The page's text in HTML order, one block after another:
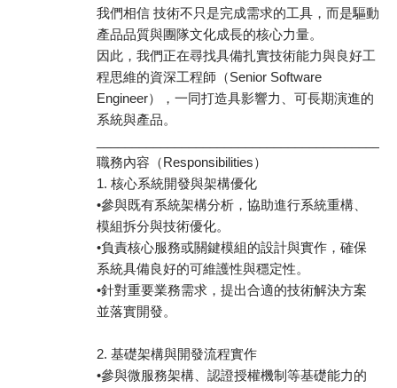
我們相信 技術不只是完成需求的工具，而是驅動
產品品質與團隊文化成長的核心力量。
因此，我們正在尋找具備扎實技術能力與良好工
程思維的資深工程師（Senior Software
Engineer），一同打造具影響力、可長期演進的
系統與產品。
職務內容（Responsibilities）
1. 核心系統開發與架構優化
•參與既有系統架構分析，協助進行系統重構、
模組拆分與技術優化。
•負責核心服務或關鍵模組的設計與實作，確保
系統具備良好的可維護性與穩定性。
•針對重要業務需求，提出合適的技術解決方案
並落實開發。
2. 基礎架構與開發流程實作
•參與微服務架構、認證授權機制等基礎能力的